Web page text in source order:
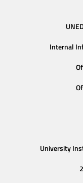
Internal
University